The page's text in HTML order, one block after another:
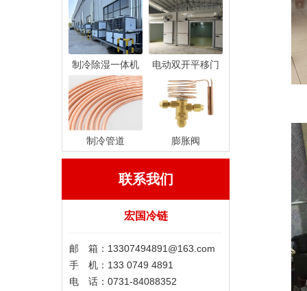
制冷除湿一体机 电动双开平移门
制冷管道 膨胀阀
联系我们
宏国冷链
邮 箱：13307494891@163.com
手 机：133 0749 4891
电 话：0731-84088352